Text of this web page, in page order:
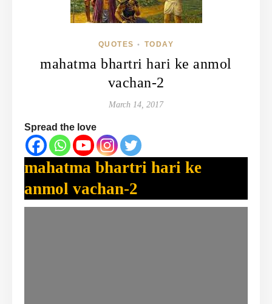
QUOTES • TODAY
mahatma bhartri hari ke anmol
vachan-2
March 14, 2017
Spread the love
mahatma bhartri hari ke
anmol vachan-2